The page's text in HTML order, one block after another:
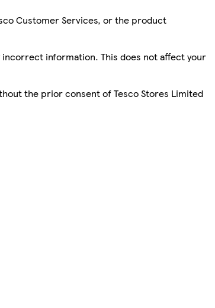
Customer Services, or the product
information. This does not affect your
the prior consent of Tesco Stores Limited